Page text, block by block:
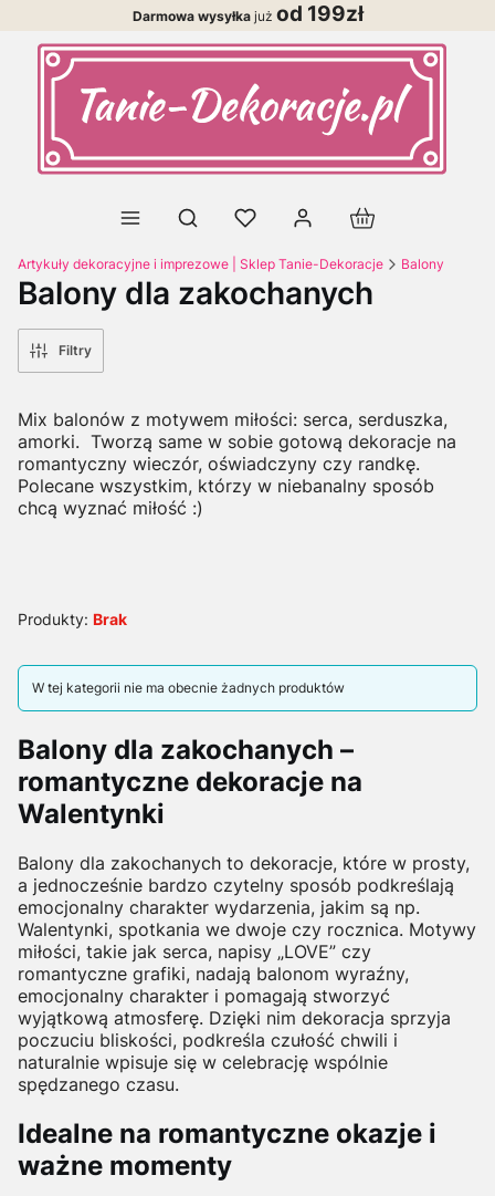
Darmowa wysyłkajuż od 199zł
Otwórz wyszukiwarkę Produkty w
Artykuły dekoracyjne i imprezowe | Sklep Tanie-Dekoracje Balony
Balony dla zakochanych
Filtry
Mix balonów z motywem miłości: serca, serduszka,
amorki. Tworzą same w sobie gotową dekoracje na
romantyczny wieczór, oświadczyny czy randkę.
Polecane wszystkim, którzy w niebanalny sposób
chcą wyznać miłość :)
Produkty: Brak
Lista produktów
W tej kategorii nie ma obecnie żadnych produktów
Balony dla zakochanych –
romantyczne dekoracje na
Walentynki
Balony dla zakochanych to dekoracje, które w prosty,
a jednocześnie bardzo czytelny sposób podkreślają
emocjonalny charakter wydarzenia, jakim są np.
Walentynki, spotkania we dwoje czy rocznica. Motywy
miłości, takie jak serca, napisy „LOVE” czy
romantyczne grafiki, nadają balonom wyraźny,
emocjonalny charakter i pomagają stworzyć
wyjątkową atmosferę. Dzięki nim dekoracja sprzyja
poczuciu bliskości, podkreśla czułość chwili i
naturalnie wpisuje się w celebrację wspólnie
spędzanego czasu.
Idealne na romantyczne okazje i
ważne momenty